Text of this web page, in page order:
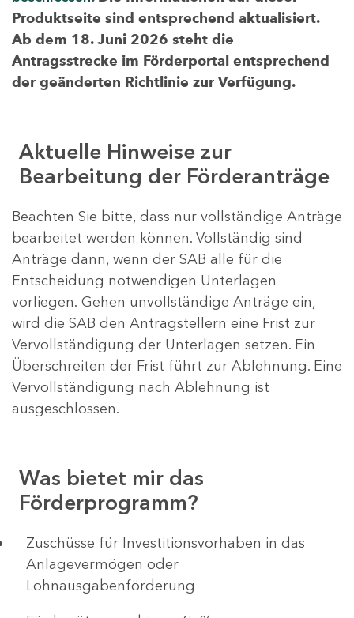
Produktseite sind entsprechend aktualisiert.
Ab dem 18. Juni 2026 steht die
Antragsstrecke im Förderportal entsprechend
der geänderten Richtlinie zur Verfügung.
Aktuelle Hinweise zur
Bearbeitung der Förderanträge
Beachten Sie bitte, dass nur vollständige Anträge
bearbeitet werden können. Vollständig sind
Anträge dann, wenn der SAB alle für die
Entscheidung notwendigen Unterlagen
vorliegen. Gehen unvollständige Anträge ein,
wird die SAB den Antragstellern eine Frist zur
Vervollständigung der Unterlagen setzen. Ein
Überschreiten der Frist führt zur Ablehnung. Eine
Vervollständigung nach Ablehnung ist
ausgeschlossen.
Was bietet mir das
Förderprogramm?
​​​​​​Zuschüsse für Investitionsvorhaben in das
Anlagevermögen oder
Lohnausgabenförderung